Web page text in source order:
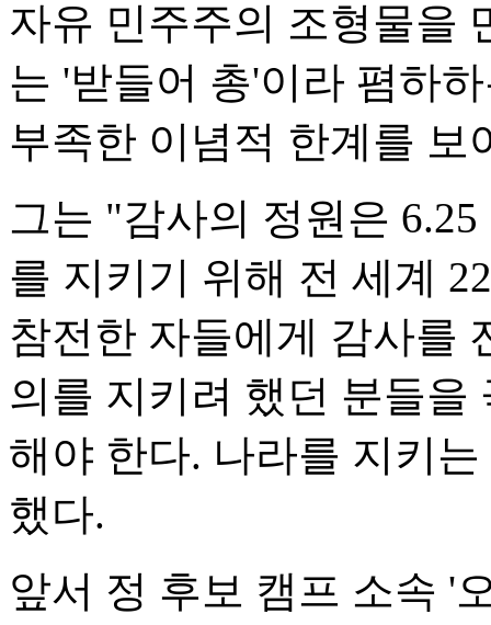
자유 민주주의 조형물을
는 '받들어 총'이라 폄하
부족한 이념적 한계를 보
그는 "감사의 정원은
를 지키기 위해 전 세계
참전한 자들에게 감사를
의를 지키려 했던 분들을
해야 한다. 나라를 지키
했다.
앞서 정 후보 캠프 소속 '